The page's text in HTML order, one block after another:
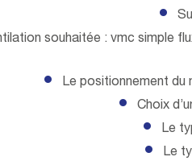
souhaitée : vmc simple
Le positionnement du
Choix
Le
Le